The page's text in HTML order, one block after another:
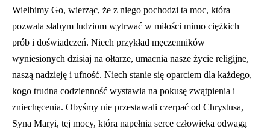
Wielbimy Go, wierząc, że z niego pochodzi ta moc, która
pozwala słabym ludziom wytrwać w miłości mimo ciężkich
prób i doświadczeń. Niech przykład męczenników
wyniesionych dzisiaj na ołtarze, umacnia nasze życie religijne,
naszą nadzieję i ufność. Niech stanie się oparciem dla każdego,
kogo trudna codzienność wystawia na pokusę zwątpienia i
zniechęcenia. Obyśmy nie przestawali czerpać od Chrystusa,
Syna Maryi, tej mocy, która napełnia serce człowieka odwagą